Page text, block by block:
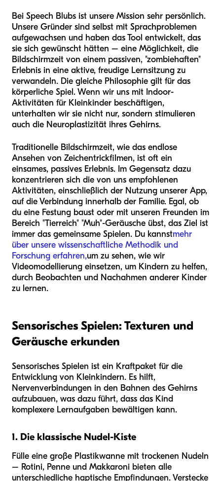
Bei Speech Blubs ist unsere Mission sehr persönlich.
Unsere Gründer sind selbst mit Sprachproblemen
aufgewachsen und haben das Tool entwickelt, das
sie sich gewünscht hätten – eine Möglichkeit, die
Bildschirmzeit von einem passiven, "zombiehaften"
Erlebnis in eine aktive, freudige Lernsitzung zu
verwandeln. Die gleiche Philosophie gilt für das
körperliche Spiel. Wenn wir uns mit Indoor-
Aktivitäten für Kleinkinder beschäftigen,
unterhalten wir sie nicht nur, sondern stimulieren
auch die Neuroplastizität ihres Gehirns.
Traditionelle Bildschirmzeit, wie das endlose
Ansehen von Zeichentrickfilmen, ist oft ein
einsames, passives Erlebnis. Im Gegensatz dazu
konzentrieren sich die von uns empfohlenen
Aktivitäten, einschließlich der Nutzung unserer App,
auf die Verbindung innerhalb der Familie. Egal, ob
du eine Festung baust oder mit unseren Freunden im
Bereich "Tierreich" "Muh"-Geräusche übst, das Ziel ist
immer das gemeinsame Spielen. Du kannstmehr
über unsere wissenschaftliche Methodik und
Forschung erfahren,um zu sehen, wie wir
Videomodellierung einsetzen, um Kindern zu helfen,
durch Beobachten und Nachahmen anderer Kinder
zu lernen.
Sensorisches Spielen: Texturen und
Geräusche erkunden
Sensorisches Spielen ist ein Kraftpaket für die
Entwicklung von Kleinkindern. Es hilft,
Nervenverbindungen in den Bahnen des Gehirns
aufzubauen, was dazu führt, dass das Kind
komplexere Lernaufgaben bewältigen kann.
1. Die klassische Nudel-Kiste
Fülle eine große Plastikwanne mit trockenen Nudeln
– Rotini, Penne und Makkaroni bieten alle
unterschiedliche haptische Empfindungen. Verstecke